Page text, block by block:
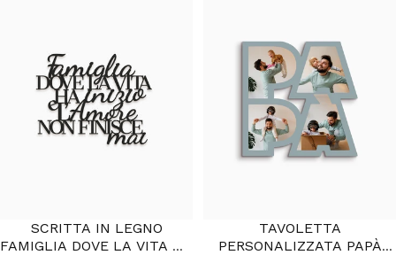
SCRITTA IN LEGNO
FAMIGLIA DOVE LA VITA HA
TAVOLETTA
PERSONALIZZATA PAPÀ